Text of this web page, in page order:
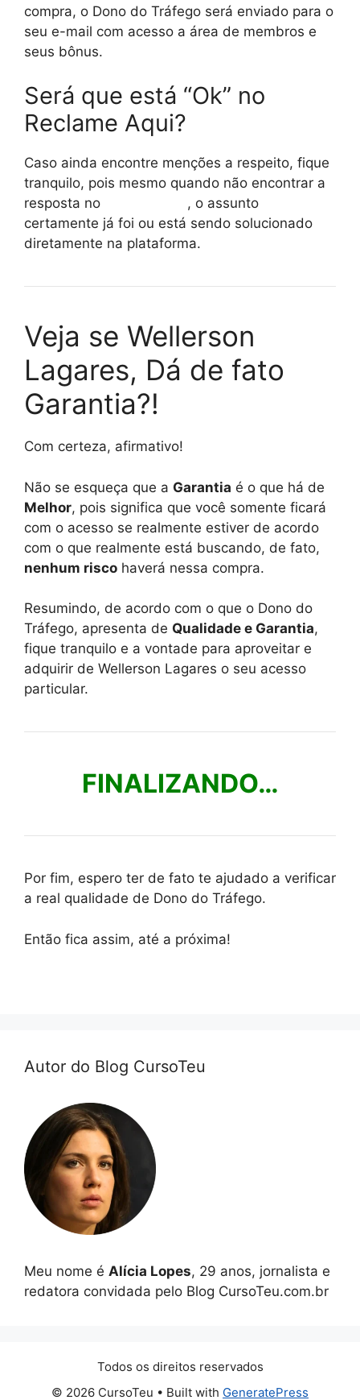
compra, o Dono do Tráfego será enviado para o
seu e-mail com acesso a área de membros e
seus bônus.
Será que está “Ok” no
Reclame Aqui?
Caso ainda encontre menções a respeito, fique
tranquilo, pois mesmo quando não encontrar a
resposta no
, o assunto
certamente já foi ou está sendo solucionado
diretamente na plataforma.
Veja se Wellerson
Lagares, Dá de fato
Garantia?!
Com certeza, afirmativo!
Não se esqueça que a Garantia é o que há de
Melhor, pois significa que você somente ficará
com o acesso se realmente estiver de acordo
com o que realmente está buscando, de fato,
nenhum risco haverá nessa compra.
Resumindo, de acordo com o que o Dono do
Tráfego, apresenta de Qualidade e Garantia,
fique tranquilo e a vontade para aproveitar e
adquirir de Wellerson Lagares o seu acesso
particular.
FINALIZANDO…
Por fim, espero ter de fato te ajudado a verificar
a real qualidade de Dono do Tráfego.
Então fica assim, até a próxima!
Autor do Blog CursoTeu
Meu nome é Alícia Lopes, 29 anos, jornalista e
redatora convidada pelo Blog CursoTeu.com.br
Todos os direitos reservados
© 2026 CursoTeu • Built with GeneratePress